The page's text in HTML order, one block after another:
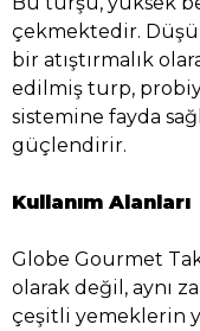
çekmektedir.
bir atıştırmalık
edilmiş turp,
sistemine fayda
güçlendirir.
Kullanım Alanları
Globe Gourmet
olarak değil, aynı
çeşitli yemeklerin